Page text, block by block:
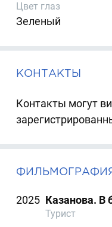
Цвет глаз
Зеленый
КОНТАКТЫ
Контакты могут
2025 Казанова. В
Турист